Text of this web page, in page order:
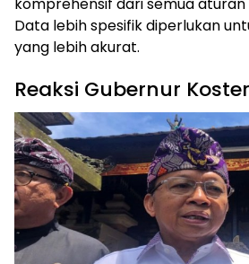
Data lebih spesifik diperlukan
yang lebih akurat.
Reaksi Gubernur Koster